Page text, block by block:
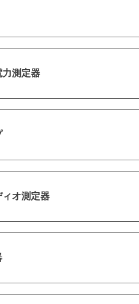
力測定器
ィオ測定器